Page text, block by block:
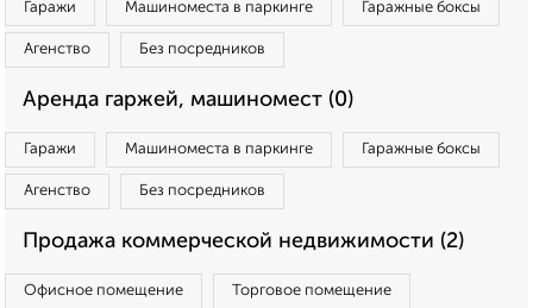
Гаражи Машиноместа в паркинге Гаражные боксы
Агенство Без посредников
Аренда гаржей, машиномест (0)
Гаражи Машиноместа в паркинге Гаражные боксы
Агенство Без посредников
Продажа коммерческой недвижимости (2)
Офисное помещение Торговое помещение